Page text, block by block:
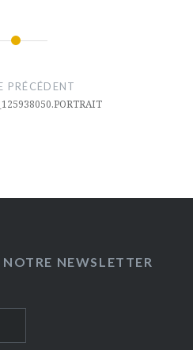
PRÉCÉDENT
NEWSLETTER